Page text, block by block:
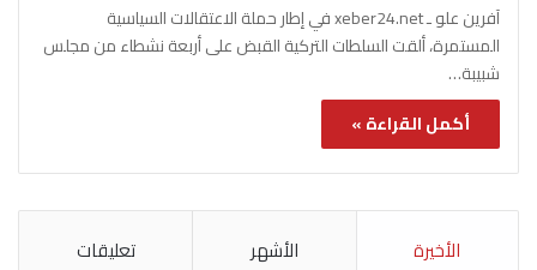
آفرين علو ـ xeber24.net في إطار حملة الاعتقالات السياسية
المستمرة، ألقت السلطات التركية القبض على أربعة نشطاء من مجلس
شبيبة…
أكمل القراءة »
الأخيرة الأشهر تعليقات